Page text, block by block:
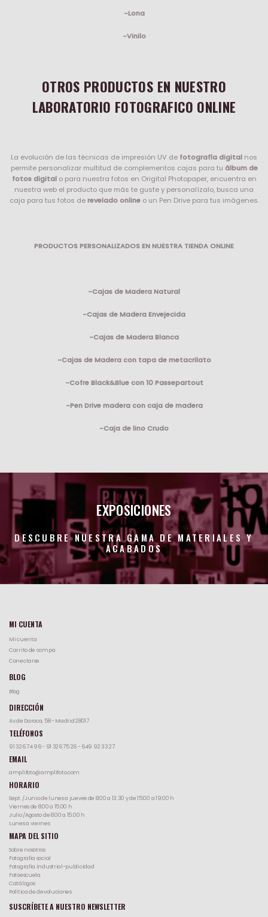
-Lona
-Vinilo
OTROS PRODUCTOS EN NUESTRO
LABORATORIO FOTOGRAFICO ONLINE
La evolución de las técnicas de impresión UV de fotografía digital nos
permite personalizar multitud de complementos cajas para tu álbum de
fotos digitalo para nuestra fotos en Origital Photopaper, encuentra en
nuestra web el producto que más te guste y personalízalo, busca una
caja para tus fotos derevelado onlineo un Pen Drive para tus imágenes.
PRODUCTOS PERSONALIZADOS EN NUESTRA TIENDA ONLINE
-Cajas de Madera Natural
-Cajas de Madera Envejecida
-Cajas de Madera Blanca
-Cajas de Madera con tapa de metacrilato
-Cofre Black&Blue con 10 Passepartout
-Pen Drive madera con caja de madera
-Caja de lino Crudo
EXPOSICIONES
DESCUBRE NUESTRA GAMA DE MATERIALES Y
ACABADOS
MI CUENTA
Mi cuenta
Carrito de compa
Conectarse
BLOG
Blog
DIRECCIÓN
Av.de Daroca, 58 - Madrid 28017
TELÉFONOS
91 326 74 96- 91 326 75 26- 649 92 33 27
EMAIL
amplifoto@amplifoto.com
HORARIO
Sept. /Junio de lunes a jueves de 8:00 a 13.30 y de 15:00 a 19:00 h
Viernes de 8:00 a 15:00 h
Julio /Agosto de 8.00 a 15.00 h
Lunes a viernes
MAPA DEL SITIO
Sobre nosotros
Fotografia social
Fotografia industrial-publicidad
Fotoescuela
Catálogos
Política de devoluciones
SUSCRÍBETE A NUESTRO NEWSLETTER